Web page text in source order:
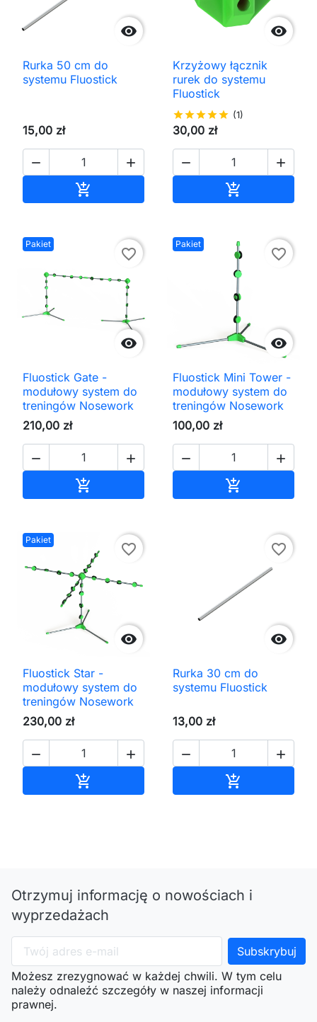

Rurka 50 cm do
systemu Fluostick
15,00 zł
 


Krzyżowy łącznik
rurek do systemu
Fluostick
starstarstarstarstar (1)
30,00 zł
 

Pakiet

favorite_border
Fluostick Gate -
modułowy system do
treningów Nosework
210,00 zł
 

Pakiet

favorite_border
Fluostick Mini Tower -
modułowy system do
treningów Nosework
100,00 zł
 

Pakiet

favorite_border
Fluostick Star -
modułowy system do
treningów Nosework
230,00 zł
 


favorite_border
Rurka 30 cm do
systemu Fluostick
13,00 zł
 

Otrzymuj informację o nowościach i
wyprzedażach
Możesz zrezygnować w każdej chwili. W tym celu
należy odnaleźć szczegóły w naszej informacji
prawnej.